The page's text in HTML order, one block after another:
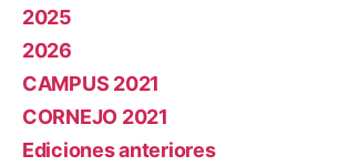
2025
2026
CAMPUS 2021
CORNEJO 2021
Ediciones anteriores